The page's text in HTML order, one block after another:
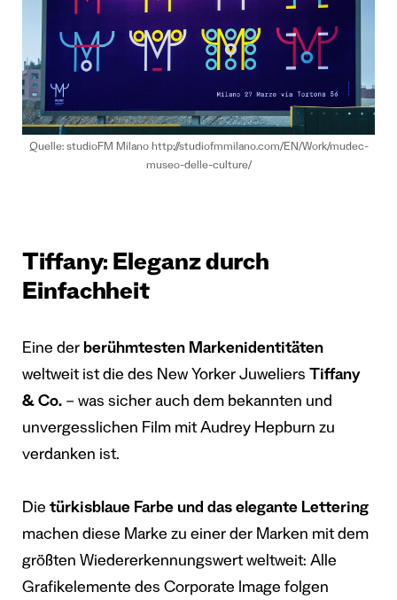
Quelle: studioFM Milano http://studiofmmilano.com/EN/Work/mudec-
museo-delle-culture/
Tiffany: Eleganz durch
Einfachheit
Eine der berühmtesten Markenidentitäten
weltweit ist die des New Yorker Juweliers Tiffany
& Co. – was sicher auch dem bekannten und
unvergesslichen Film mit Audrey Hepburn zu
verdanken ist.
Die türkisblaue Farbe und das elegante Lettering
machen diese Marke zu einer der Marken mit dem
größten Wiedererkennungswert weltweit: Alle
Grafikelemente des Corporate Image folgen